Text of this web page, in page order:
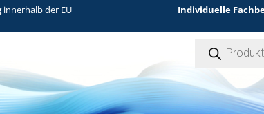
innerhalb der EU Individuelle